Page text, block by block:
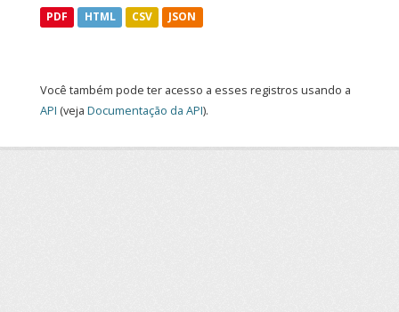
PDF HTML CSV JSON
Você também pode ter acesso a esses registros usando a
API (veja Documentação da API).